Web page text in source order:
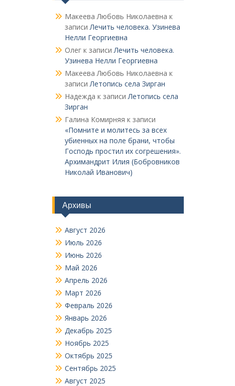
Макеева Любовь Николаевна к
записиЛечить человека. Узинева
Нелли Георгиевна
Олегк записиЛечить человека.
Узинева Нелли Георгиевна
Макеева Любовь Николаевна к
записиЛетопись села Зирган
Надежда к записиЛетопись села
Зирган
Галина Комирняя к записи
«Помните и молитесь за всех
убиенных на поле брани, чтобы
Господь простил их согрешения».
Архимандрит Илия (Бобровников
Николай Иванович)
Архивы
Август 2026
Июль 2026
Июнь 2026
Май 2026
Апрель 2026
Март 2026
Февраль 2026
Январь 2026
Декабрь 2025
Ноябрь 2025
Октябрь 2025
Сентябрь 2025
Август 2025